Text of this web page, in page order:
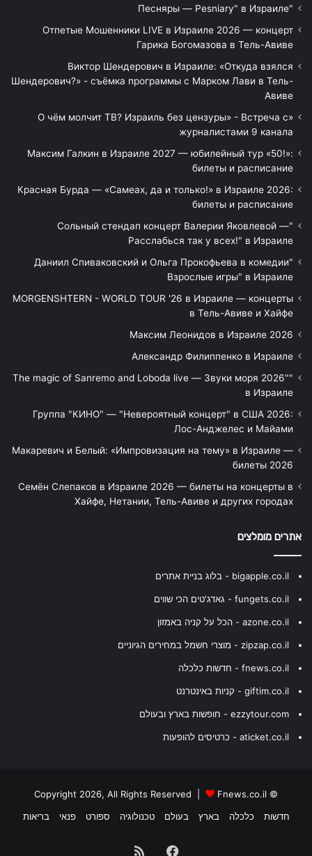
"Песняры — Pesniary" в Израиле
Отпетые Мошенники LIVE в Израиле 2026 — концерт
Гарика Богомазова в Тель-Авиве
Виктор Шендерович в Израиле: «Откуда взялся
Шендерович?» - съёмка программы с Марком Лави в Тель-
Авиве
«О чём молчит ТВ? Израиль без цензуры» - Встреча с
журналистами 9 канала
Максим Галкин в Израиле 2027 — юбилейный тур «50!»:
билеты и расписание
Красная Бурда — «Самеах, да и только!» в Израиле 2026:
билеты и расписание
"Сольный стендап концерт Валерии Яковлевой —
Расслабься так у всех!" в Израиле
"Даниил Спиваковский и Ольга Прокофьева в комедии
Взрослые игры" в Израиле
MORGENSHTERN - WORLD TOUR '26 в Израиле — концерты
в Тель-Авиве и Хайфе
Максим Леонидов в Израиле 2026
Александр Филиппенко в Израиле
"The magic of Sanremo and Loboda live — Звуки моря 2026"
в Израиле
Группа "КИНО" — "Невероятный концерт" в США 2026:
Лос-Анджелес и Майами
Макаревич и Белый: «Импровизация на тему» в Израиле —
билеты 2026
Семён Слепаков в Израиле 2026 — билеты на концерты в
Хайфе, Нетании, Тель-Авиве и других городах
אתרים מומלצים
bigapple.co.il - בלוג בניית אתרים
fungets.co.il - גאדג'טים הכי שווים
azone.co.il - הכל על קניה באמזון
zipzap.co.il - מוצרי חשמל במחירים הגיוניים
fnews.co.il - חדשות כלכלה
giftim.co.il - קניות באינטרנט
ezzytour.com - חופשות בארץ ובעולם
aticket.co.il - כרטיסים להופעות
© Copyright 2026, All Rights Reserved |
Fnews.co.il
חדשות
כלכלה בארץ בעולם טכנולוגיה ספורט פנאי בריאות
Facebook